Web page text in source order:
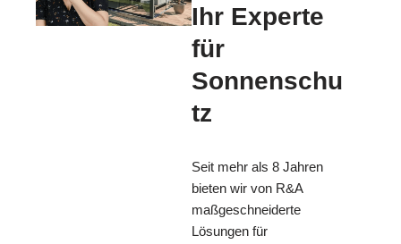
Ihr Experte
für
Sonnenschu
tz
Seit mehr als 8 Jahren
bieten wir von R&A
maßgeschneiderte
Lösungen für